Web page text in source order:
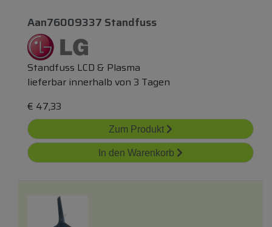
Aan76009337 Standfuss
Standfuss LCD & Plasma
lieferbar innerhalb von 3 Tagen
€ 47,33
Zum Produkt
In den Warenkorb